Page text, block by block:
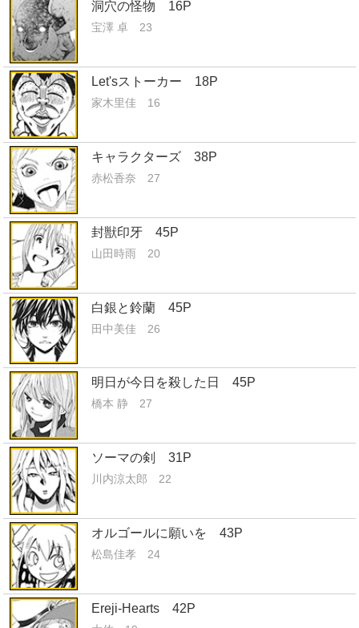
洞穴の怪物 16P
宝澤 卓 23
Let'sストーカー 18P
家木里佳 16
キャラクターズ 38P
赤松香奈 27
封獣印牙 45P
山田時雨 20
白銀と鈴蘭 45P
田中美佳 26
明日が今日を殺した日 45P
橋本 静 27
ソーマの剣 31P
川内涼太郎 22
オルゴールに願いを 43P
松島佳孝 24
Ereji-Hearts 42P